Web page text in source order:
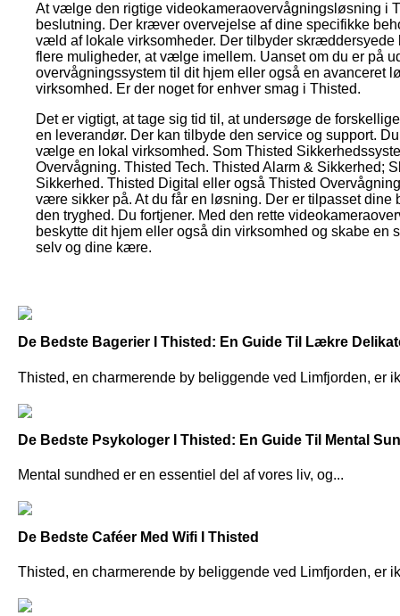
At vælge den rigtige videokameraovervågningsløsning i
beslutning. Der kræver overvejelse af dine specifikke
væld af lokale virksomheder. Der tilbyder skræddersyede
flere muligheder, at vælge imellem. Uanset om du er på
overvågningssystem til dit hjem eller også en avanceret
virksomhed. Er der noget for enhver smag i Thisted.
Det er vigtigt, at tage sig tid til, at undersøge de
en leverandør. Der kan tilbyde den service og support.
vælge en lokal virksomhed. Som Thisted
Overvågning. Thisted Tech. Thisted Alarm & Sikkerhed;
Sikkerhed. Thisted Digital eller også Thisted
være sikker på. At du får en løsning. Der er tilpasset dine
den tryghed. Du fortjener. Med den rette
beskytte dit hjem eller også din virksomhed og skabe en
selv og dine kære.
De Bedste Bagerier I Thisted: En Guide Til Lækre
Thisted, en charmerende by beliggende ved Limfjorden, er
De Bedste Psykologer I Thisted: En Guide Til Mental
Mental sundhed er en essentiel del af vores liv, og...
De Bedste Caféer Med Wifi I Thisted
Thisted, en charmerende by beliggende ved Limfjorden, er